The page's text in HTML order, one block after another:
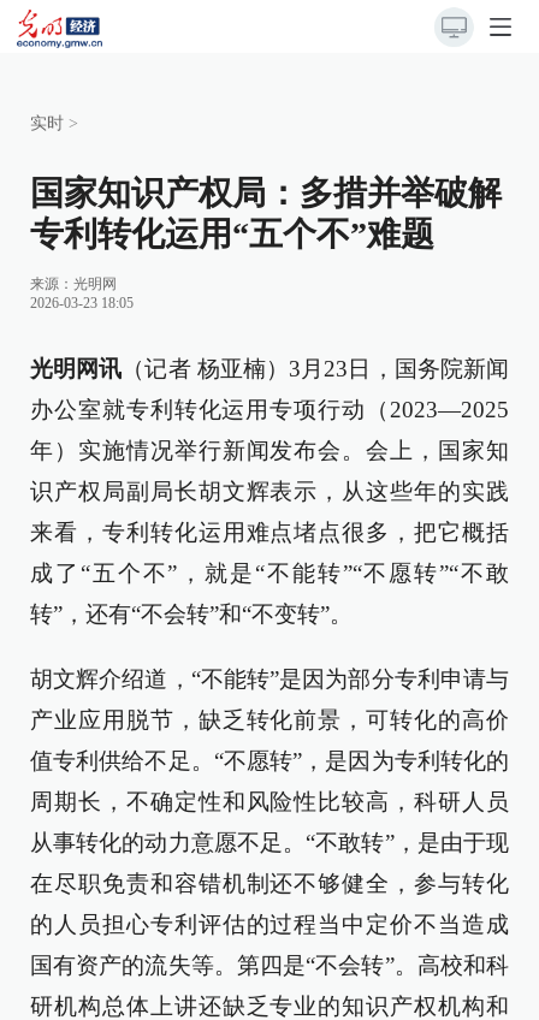
实时 >
国家知识产权局：多措并举破解
专利转化运用“五个不”难题
来源： 光明网
2026-03-23 18:05
光明网讯 （记者 杨亚楠）3月23日，国务院新闻
办公室就专利转化运用专项行动（2023—2025
年）实施情况举行新闻发布会。会上，国家知
识产权局副局长胡文辉表示，从这些年的实践
来看，专利转化运用难点堵点很多，把它概括
成了“五个不”，就是“不能转”“不愿转”“不敢
转”，还有“不会转”和“不变转”。
胡文辉介绍道，“不能转”是因为部分专利申请与
产业应用脱节，缺乏转化前景，可转化的高价
值专利供给不足。“不愿转”，是因为专利转化的
周期长，不确定性和风险性比较高，科研人员
从事转化的动力意愿不足。“不敢转”，是由于现
在尽职免责和容错机制还不够健全，参与转化
的人员担心专利评估的过程当中定价不当造成
国有资产的流失等。第四是“不会转”。高校和科
研机构总体上讲还缺乏专业的知识产权机构和